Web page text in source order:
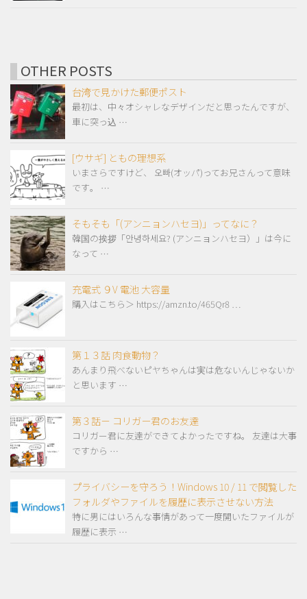
OTHER POSTS
台湾で見かけた郵便ポスト
最初は、中々オシャレなデザインだと思ったんですが、
車に突っ込 …
[ウサギ] ともの理想系
いまさらですけど、 오빠(オッパ)ってお兄さんって意味
です。 …
そもそも「(アンニョンハセヨ)」ってなに？
韓国の挨拶「안녕하세요? (アンニョンハセヨ）」は今に
なって …
充電式 ９V 電池 大容量
購入はこちら＞ https://amzn.to/465Qr8 …
第１３話 肉食動物？
あんまり飛べないピヤちゃんは実は危ないんじゃないか
と思います …
第３話－ コリガー君のお友達
コリガー君に友達ができてよかったですね。 友達は大事
ですから …
プライバシーを守ろう！Windows 10 / 11 で閲覧した
フォルダやファイルを履歴に表示させない方法
特に男にはいろんな事情があって一度開いたファイルが
履歴に表示 …